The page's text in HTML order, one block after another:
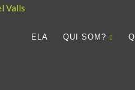
ELA QUI SOM?